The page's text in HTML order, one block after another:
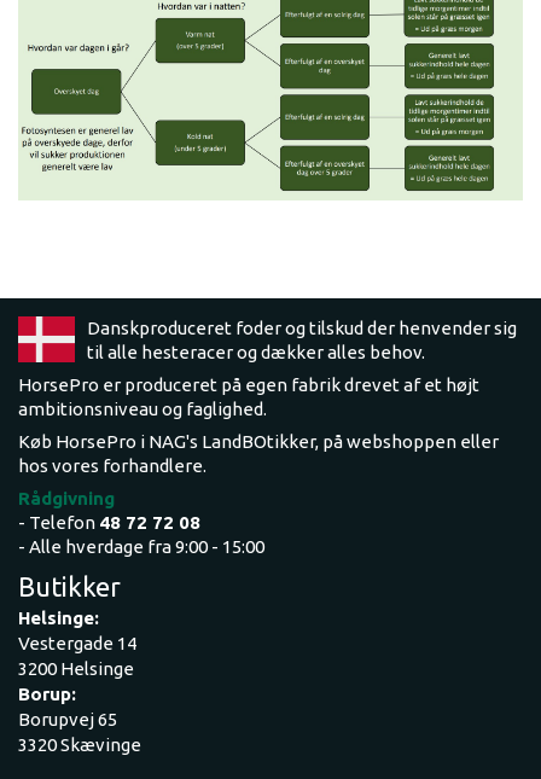
Danskproduceret foder og tilskud der henvender sig
til alle hesteracer og dækker alles behov.
HorsePro er produceret på egen fabrik drevet af et højt
ambitionsniveau og faglighed.
Køb HorsePro i NAG's LandBOtikker, på webshoppen eller
hos vores forhandlere.
Rådgivning
- Telefon 48 72 72 08
- Alle hverdage fra 9:00 - 15:00
Butikker
Helsinge:
Vestergade 14
3200 Helsinge
Borup:
Borupvej 65
3320 Skævinge